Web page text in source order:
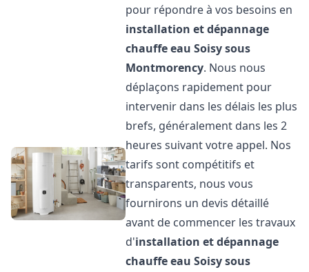
pour répondre à vos besoins en
installation et dépannage
chauffe eau Soisy sous
Montmorency. Nous nous
déplaçons rapidement pour
intervenir dans les délais les plus
brefs, généralement dans les 2
heures suivant votre appel. Nos
tarifs sont compétitifs et
transparents, nous vous
fournirons un devis détaillé
avant de commencer les travaux
d'installation et dépannage
chauffe eau Soisy sous